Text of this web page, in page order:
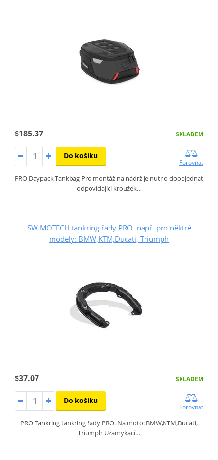
$185.37 SKLADEM
Do košíku
Porovnat
PRO Daypack Tankbag Pro montáž na nádrž je nutno doobjednat
odpovídající kroužek…
SW MOTECH tankring řady PRO. např. pro něktré
modely: BMW,KTM,Ducati, Triumph
$37.07 SKLADEM
Do košíku
Porovnat
PRO Tankring tankring řady PRO. Na moto: BMW,KTM,Ducati,
Triumph Uzamykací…